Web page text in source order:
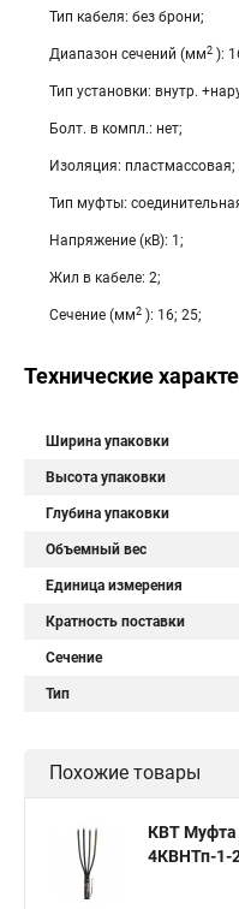
Тип кабеля: без брони;
Диапазон сечений (мм2 ):
Тип установки: внутр.
Болт. в компл.: нет;
Изоляция: пластмассовая;
Тип муфты:
Напряжение (кВ): 1;
Жил в кабеле: 2;
Сечение (мм2 ): 16; 25;
Технические
Ширина упаковки
Высота упаковки
Глубина упаковки
Объемный вес
Единица измерения
Кратность поставки
Сечение
Тип
Похожие товары
КВТ Муфта
4КВНТп-1-